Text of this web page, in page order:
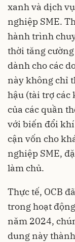
xanh và dịch
nghiệp SME.
hành trình
thời tăng
dành cho các
này không chỉ
hậu (tài trợ các
của các quần
với biến đổi khí
cận vốn cho
nghiệp SME,
làm chủ.
Thực tế, OCB
trong hoạt
năm 2024,
dung này